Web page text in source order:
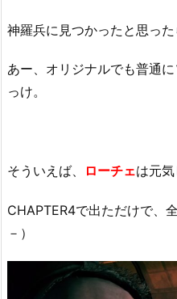
神羅兵に見つかったと思った
あー、オリジナルでも普通
っけ。
そういえば、 ローチェは元
CHAPTER4で出ただけで、
－）